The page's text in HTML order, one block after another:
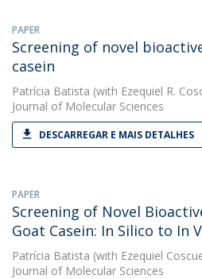
PAPER
Screening of novel
casein
Patrícia Batista (with Ezequiel R.
Journal of Molecular Sciences
DESCARREGAR E MAIS DETALHES
PAPER
Screening of Novel
Goat Casein: In Silico to In
Patrícia Batista (with Ezequiel
Journal of Molecular Sciences